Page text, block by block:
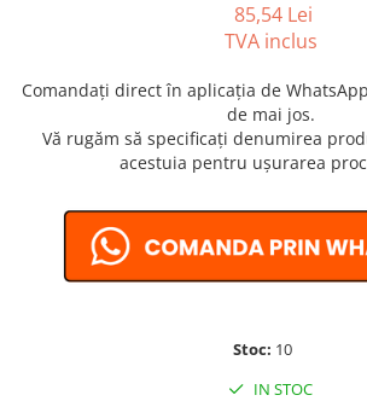
85,54 Lei
TVA inclus
Comandați direct în aplicația de
de mai jos.
Vă rugăm să specificați denumirea
acestuia pentru ușurarea
Stoc: 10
IN STOC